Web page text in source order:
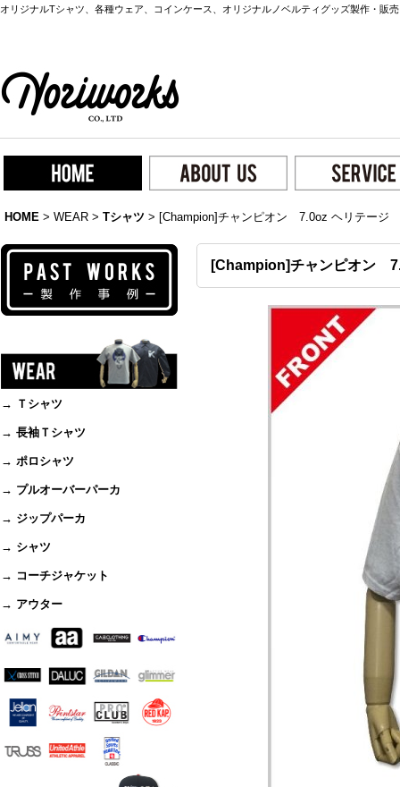
オリジナルTシャツ、各種ウェア、コインケース、オリジナルノベルティグッズ製作・販
HOME > WEAR > Tシャツ > [Champion]チャンピオン 7.0oz ヘリテージ
→ Ｔシャツ
→ 長袖Ｔシャツ
→ ポロシャツ
→ プルオーバーパーカ
→ ジップパーカ
→ シャツ
→ コーチジャケット
→ アウター
[Champion]チャンピオン